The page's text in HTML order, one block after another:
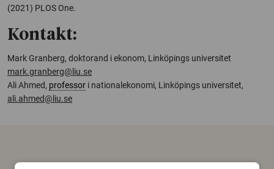
(2021) PLOS One.
Kontakt:
Mark Granberg, doktorand i ekonom, Linköpings universitet
mark.granberg@liu.se
Ali Ahmed, professor i nationalekonomi, Linköpings universitet,
ali.ahmed@liu.se